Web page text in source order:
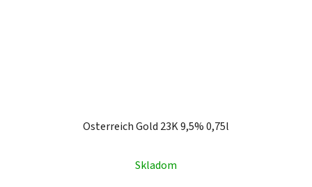
Osterreich Gold 23K 9,5% 0,75l
Skladom